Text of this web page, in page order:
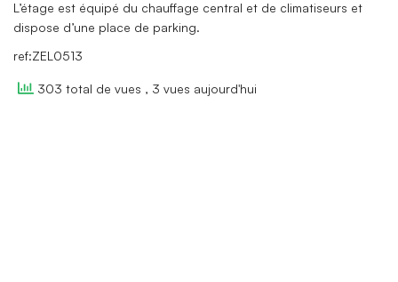
L’étage est équipé du chauffage central et de climatiseurs et
dispose d’une place de parking.
ref:ZEL0513
303 total de vues , 3 vues aujourd'hui